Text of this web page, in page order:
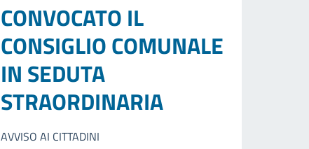
CONVOCATO IL
CONSIGLIO COMUNALE
IN SEDUTA
STRAORDINARIA
AVVISO AI CITTADINI